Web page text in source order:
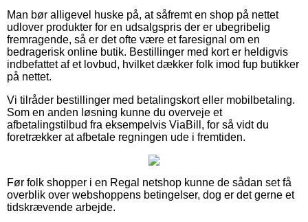
Man bør alligevel huske på, at såfremt en shop på nettet
udlover produkter for en udsalgspris der er ubegribelig
fremragende, så er det ofte være et faresignal om en
bedragerisk online butik. Bestillinger med kort er heldigvis
indbefattet af et lovbud, hvilket dækker folk imod fup butikker
på nettet.
Vi tilråder bestillinger med betalingskort eller mobilbetaling.
Som en anden løsning kunne du overveje et
afbetalingstilbud fra eksempelvis ViaBill, for så vidt du
foretrækker at afbetale regningen ude i fremtiden.
Før folk shopper i en Regal netshop kunne de sådan set få
overblik over webshoppens betingelser, dog er det gerne et
tidskrævende arbejde.